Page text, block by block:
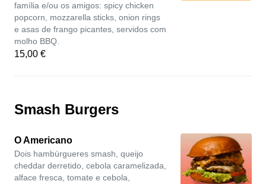
família e/ou os amigos: spicy chicken
popcorn, mozzarella sticks, onion rings
e asas de frango picantes, servidos com
molho BBQ.
15,00 €
Smash Burgers
O Americano
Dois hambúrgueres smash, queijo
cheddar derretido, cebola caramelizada,
alface fresca, tomate e cebola,